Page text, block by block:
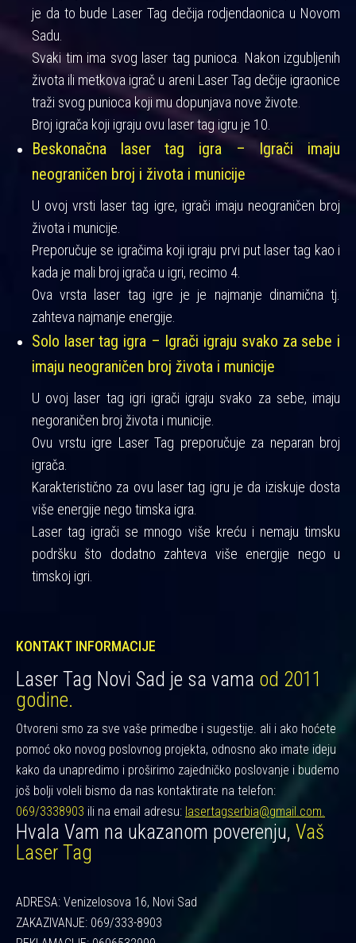
je da to bude Laser Tag dečija rodjendaonica u Novom
Sadu.
Svaki tim ima svog laser tag punioca. Nakon izgubljenih
života ili metkova igrač u areni Laser Tag dečije igraonice
traži svog punioca koji mu dopunjava nove živote.
Broj igrača koji igraju ovu laser tag igru je 10.
Beskonačna laser tag igra – Igrači imaju
neograničen broj i života i municije
U ovoj vrsti laser tag igre, igrači imaju neograničen broj
života i municije.
Preporučuje se igračima koji igraju prvi put laser tag kao i
kada je mali broj igrača u igri, recimo 4.
Ova vrsta laser tag igre je je najmanje dinamična tj.
zahteva najmanje energije.
Solo laser tag igra – Igrači igraju svako za sebe i
imaju neograničen broj života i municije
U ovoj laser tag igri igrači igraju svako za sebe, imaju
negoraničen broj života i municije.
Ovu vrstu igre Laser Tag preporučuje za neparan broj
igrača.
Karakteristično za ovu laser tag igru je da iziskuje dosta
više energije nego timska igra.
Laser tag igrači se mnogo više kreću i nemaju timsku
podršku što dodatno zahteva više energije nego u
timskoj igri.
KONTAKT INFORMACIJE
Laser Tag Novi Sad je sa vama od 2011
godine.
Otvoreni smo za sve vaše primedbe i sugestije. ali i ako hoćete
pomoć oko novog poslovnog projekta, odnosno ako imate ideju
kako da unapredimo i proširimo zajedničko poslovanje i budemo
još bolji voleli bismo da nas kontaktirate na telefon:
069/3338903 ili na email adresu: lasertagserbia@gmail.com.
Hvala Vam na ukazanom poverenju, Vaš
Laser Tag
ADRESA: Venizelosova 16, Novi Sad
ZAKAZIVANJE: 069/333-8903